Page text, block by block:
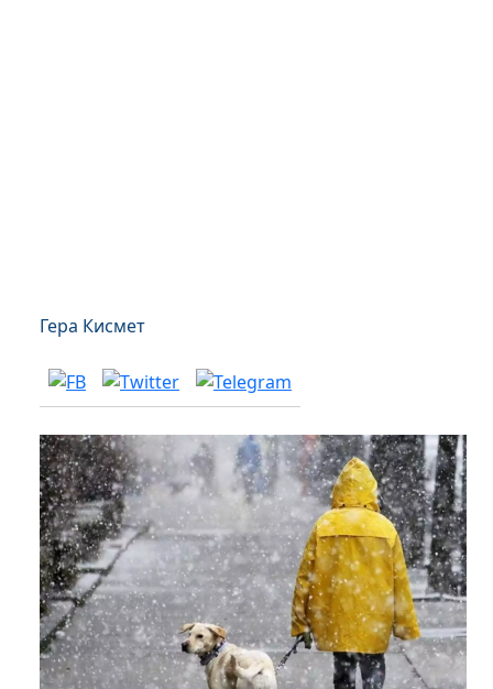
Гера Кисмет